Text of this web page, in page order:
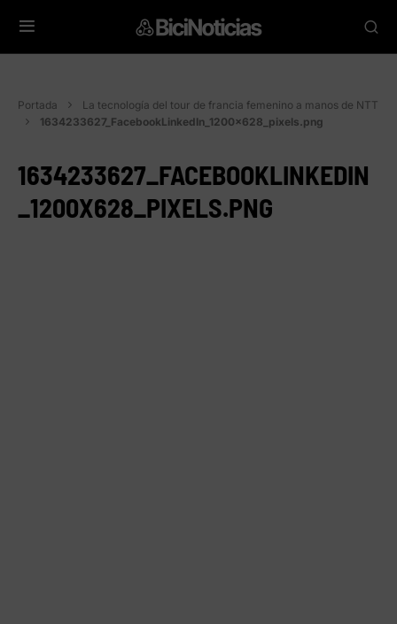
Portada
La tecnología del tour de francia femenino a manos de NTT
1634233627_FacebookLinkedIn_1200x628_pixels.png
1634233627_FACEBOOKLINKEDIN
_1200X628_PIXELS.PNG